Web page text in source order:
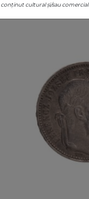
conținut cultural și/sau comercial